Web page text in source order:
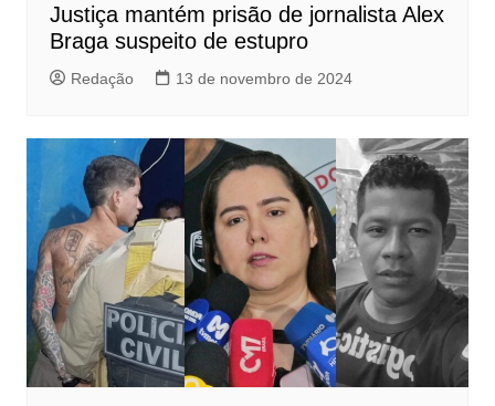
Justiça mantém prisão de jornalista Alex
Braga suspeito de estupro
Redação 13 de novembro de 2024